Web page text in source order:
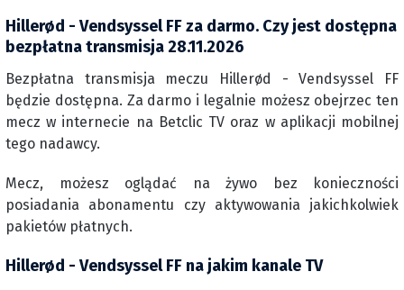
Hillerød - Vendsyssel FF za darmo. Czy jest dostępna
bezpłatna transmisja 28.11.2026
Bezpłatna transmisja meczu Hillerød - Vendsyssel FF
będzie dostępna. Za darmo i legalnie możesz obejrzec ten
mecz w internecie na Betclic TV oraz w aplikacji mobilnej
tego nadawcy.
Mecz, możesz oglądać na żywo bez konieczności
posiadania abonamentu czy aktywowania jakichkolwiek
pakietów płatnych.
Hillerød - Vendsyssel FF na jakim kanale TV